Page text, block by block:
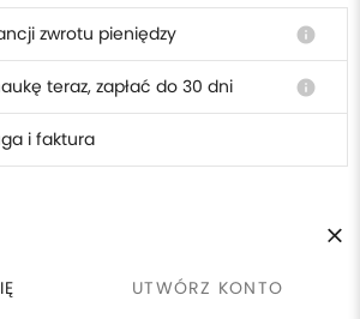
UTWÓRZ KONTO
zwrotu pieniędzy info
teraz, zapłać do 30 dni info
i faktura
tematy